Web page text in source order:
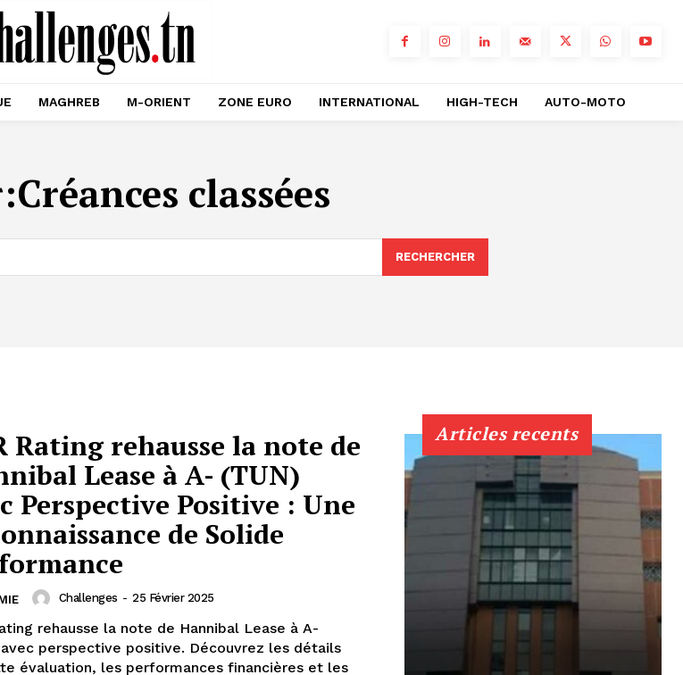
MAGHREB M-ORIENT ZONE EURO INTERNATIONAL HIGH-TECH AUTO-MOTO
Créances classées
RECHERCHER
Rating rehausse la note de
Lease à A- (TUN)
Perspective Positive : Une
de Solide
Challenges - 25 Février 2025
rehausse la note de Hannibal Lease à A-
avec perspective positive. Découvrez les détails
évaluation, les performances financières et les
Articles recents